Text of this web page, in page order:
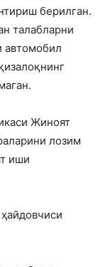
берилган.
талабларни
автомобил
Жиноят
лозим
иши